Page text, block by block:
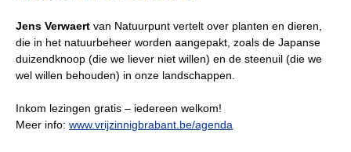
Jens Verwaert van Natuurpunt vertelt over planten en dieren,
die in het natuurbeheer worden aangepakt, zoals de Japanse
duizendknoop (die we liever niet willen) en de steenuil (die we
wel willen behouden) in onze landschappen.
Inkom lezingen gratis – iedereen welkom!
Meer info: www.vrijzinnigbrabant.be/agenda